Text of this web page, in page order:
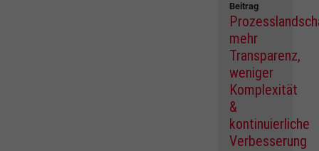
Beitrag
mehr
Transparenz,
weniger
Komplexität
&
kontinuierliche
Verbesserung